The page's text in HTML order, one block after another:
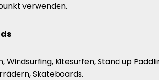
verwenden.
Windsurfing, Kitesurfen, Stand up
Skateboards.